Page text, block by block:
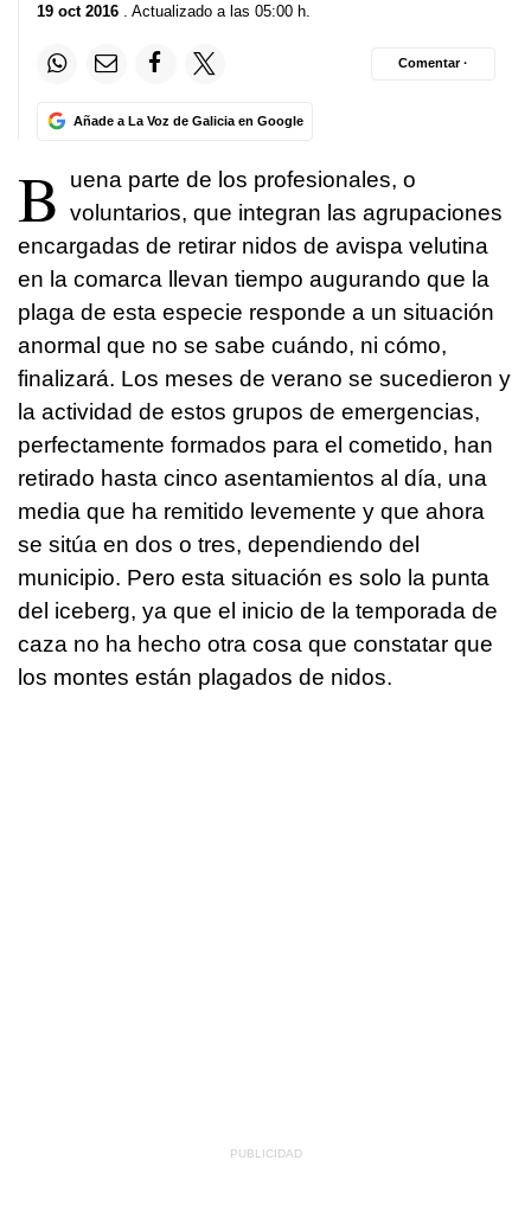
19 oct 2016 . Actualizado a las 05:00 h.
Añade a La Voz de Galicia en Google
Comentar ·
B
uena parte de los profesionales, o
voluntarios, que integran las agrupaciones
encargadas de retirar nidos de avispa velutina
en la comarca llevan tiempo augurando que la
plaga de esta especie responde a un situación
anormal que no se sabe cuándo, ni cómo,
finalizará. Los meses de verano se sucedieron y
la actividad de estos grupos de emergencias,
perfectamente formados para el cometido, han
retirado hasta cinco asentamientos al día, una
media que ha remitido levemente y que ahora
se sitúa en dos o tres, dependiendo del
municipio. Pero esta situación es solo la punta
del iceberg, ya que el inicio de la temporada de
caza no ha hecho otra cosa que constatar que
los montes están plagados de nidos.